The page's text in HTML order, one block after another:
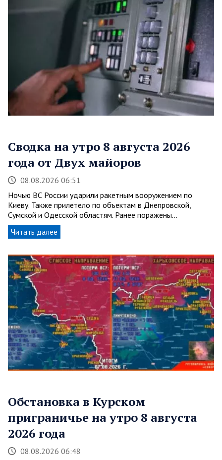
Сводка на утро 8 августа 2026
года от Двух майоров
08.08.2026 06:51
Ночью ВС России ударили ракетным вооружением по
Киеву. Также прилетело по объектам в Днепровской,
Сумской и Одесской областям. Ранее поражены…
Читать далее
Обстановка в Курском
приграничье на утро 8 августа
2026 года
08.08.2026 06:48